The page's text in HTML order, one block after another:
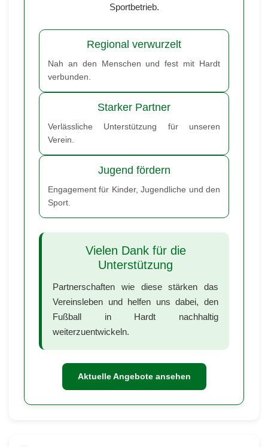
Sportbetrieb.
Regional verwurzelt
Nah an den Menschen und fest mit Hardt
verbunden.
Starker Partner
Verlässliche Unterstützung für unseren
Verein.
Jugend fördern
Engagement für Kinder, Jugendliche und den
Sport.
Vielen Dank für die
Unterstützung
Partnerschaften wie diese stärken das
Vereinsleben und helfen uns dabei, den
Fußball in Hardt nachhaltig
weiterzuentwickeln.
Aktuelle Angebote ansehen